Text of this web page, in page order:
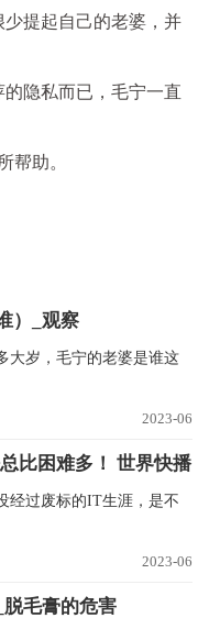
提起自己的老婆，并
隐私而已，毛宁一直
帮助。
）_观察
大岁，毛宁的老婆是谁这
2023-06
比困难多！ 世界快播
经过废标的IT生涯，是不
2023-06
毛膏的危害